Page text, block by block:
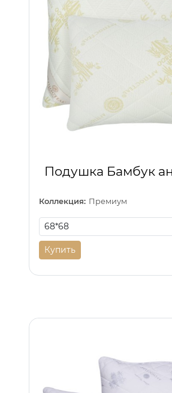
Подушка Бамбук
Коллекция: Премиум
Купить